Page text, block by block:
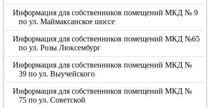
Информация для собственников помещений МКД № 9
по ул. Маймаксанское шоссе
Информация для собственников помещений МКД №65
по ул. Розы Люксембург
Информация для собственников помещений МКД №
39 по ул. Выучейского
Информация для собственников помещений МКД №
75 по ул. Советской